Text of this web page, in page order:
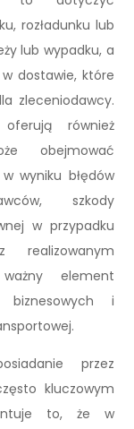
rozładunku lub
lub wypadku, a
dostawie, które
zleceniodawcy.
również
obejmować
wyniku błędów
szkody
w przypadku
realizowanym
element
i
przez
kluczowym
to, że w